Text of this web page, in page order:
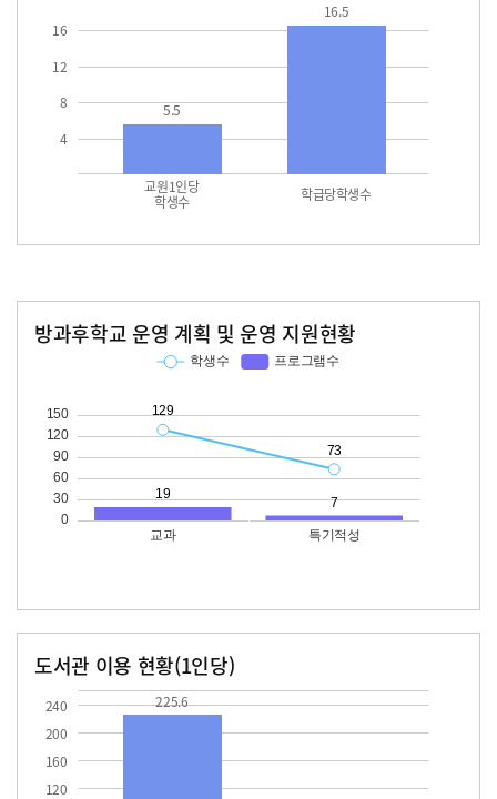
4
8
12
16
교원1인당
학생수 학급당학생수
5.5
16.5
방과후학교 운영 계획 및 운영 지원현황
도서관 이용 현황(1인당)
120
160
200
240 225.6